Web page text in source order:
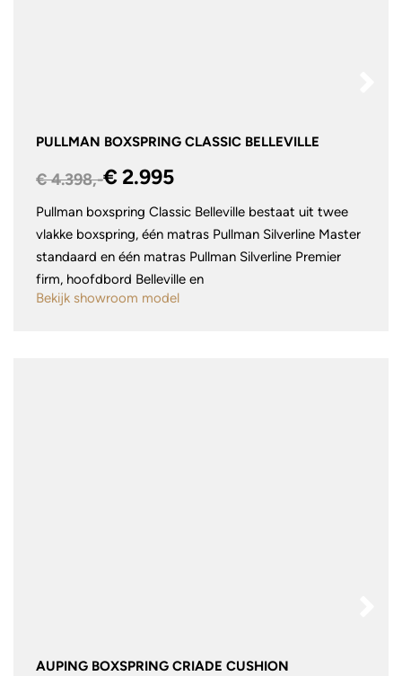
PULLMAN BOXSPRING CLASSIC BELLEVILLE
€ 4.398,-€ 2.995
Pullman boxspring Classic Belleville bestaat uit twee
vlakke boxspring, één matras Pullman Silverline Master
standaard en één matras Pullman Silverline Premier
firm, hoofdbord Belleville en
Bekijk showroom model
AUPING BOXSPRING CRIADE CUSHION